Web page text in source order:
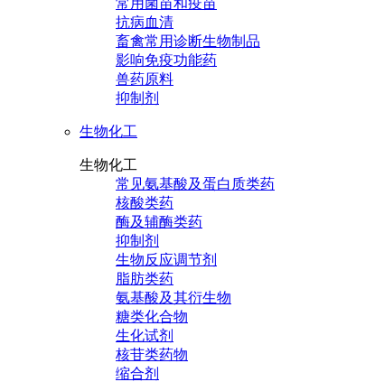
常用菌苗和疫苗
抗病血清
畜禽常用诊断生物制品
影响免疫功能药
兽药原料
抑制剂
生物化工
生物化工
常见氨基酸及蛋白质类药
核酸类药
酶及辅酶类药
抑制剂
生物反应调节剂
脂肪类药
氨基酸及其衍生物
糖类化合物
生化试剂
核苷类药物
缩合剂